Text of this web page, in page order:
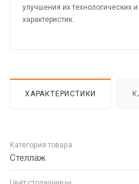
улучшения их технологических
характеристик.
ХАРАКТЕРИСТИКИ
Категория товара
Стеллаж